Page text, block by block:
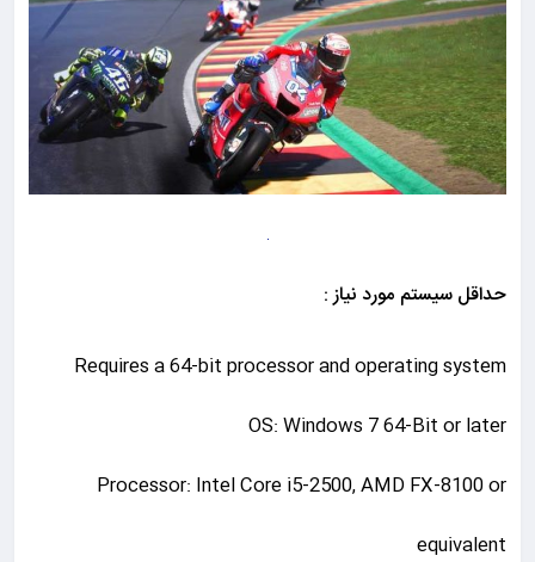
حداقل سیستم مورد نیاز :
Requires a 64-bit processor and operating system
OS: Windows 7 64-Bit or later
Processor: Intel Core i5-2500, AMD FX-8100 or
equivalent